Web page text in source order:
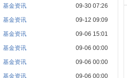
基金资讯 09-30 07:26
基金资讯 09-12 09:09
基金资讯 09-06 15:01
基金资讯 09-06 00:00
基金资讯 09-06 00:00
基金资讯 09-06 00:00